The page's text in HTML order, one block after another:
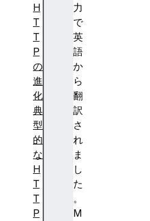
力
で
英
語
か
ら
翻
訳
さ
れ
ま
し
た
。
M
H
T
T
P
の
進
化
典
型
的
な
H
T
T
P